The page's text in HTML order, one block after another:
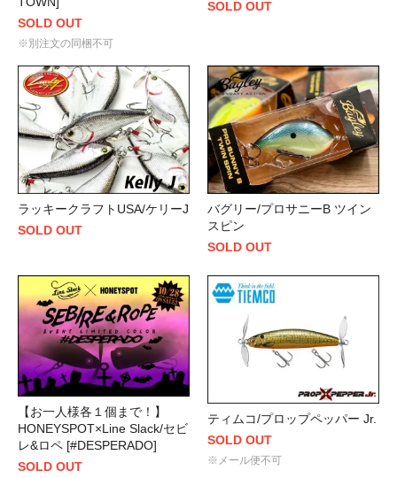
SOLD OUT
※別注文の同梱不可
SOLD OUT
ラッキークラフトUSA/ケリーJ
SOLD OUT
バグリー/プロサニーB ツイン
スピン
SOLD OUT
【お一人様各１個まで！】
HONEYSPOT×Line Slack/セビ
レ&ロペ [#DESPERADO]
SOLD OUT
ティムコ/プロップペッパー Jr.
SOLD OUT
※メール便不可